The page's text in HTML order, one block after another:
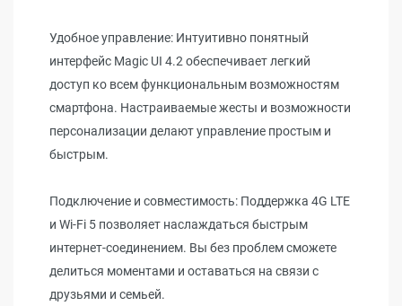
Удобное управление: Интуитивно понятный
интерфейс Magic UI 4.2 обеспечивает легкий
доступ ко всем функциональным возможностям
смартфона. Настраиваемые жесты и возможности
персонализации делают управление простым и
быстрым.
Подключение и совместимость: Поддержка 4G LTE
и Wi-Fi 5 позволяет наслаждаться быстрым
интернет-соединением. Вы без проблем сможете
делиться моментами и оставаться на связи с
друзьями и семьей.